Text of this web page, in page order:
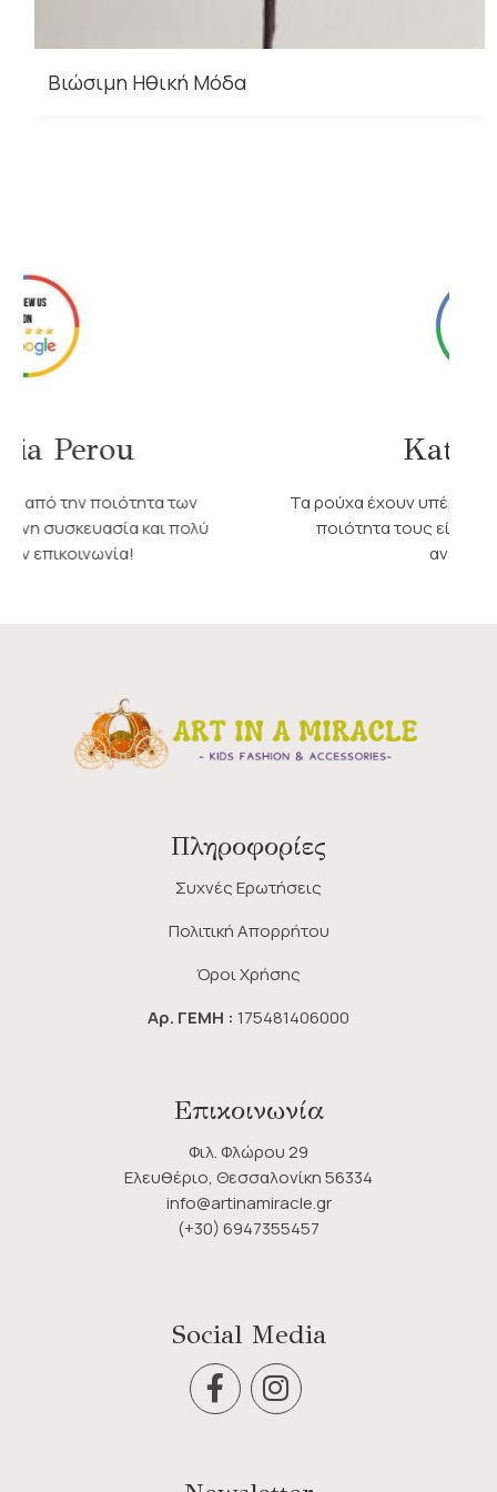
Βιώσιμη Hθική Mόδα
Τα ρούχα έχουν υπέροχα σχέδια και χρώματα και η
ποιότητα τους είναι εξαιρετική. Τα συνιστώ
Πληροφορίες
Συχνές Ερωτήσεις
Πολιτική Απορρήτου
Όροι Χρήσης
Αρ. ΓΕΜΗ : 175481406000
Επικοινωνία
Φιλ. Φλώρου 29
Ελευθέριο, Θεσσαλονίκη 56334
info@artinamiracle.gr
(+30) 6947355457
Social Media